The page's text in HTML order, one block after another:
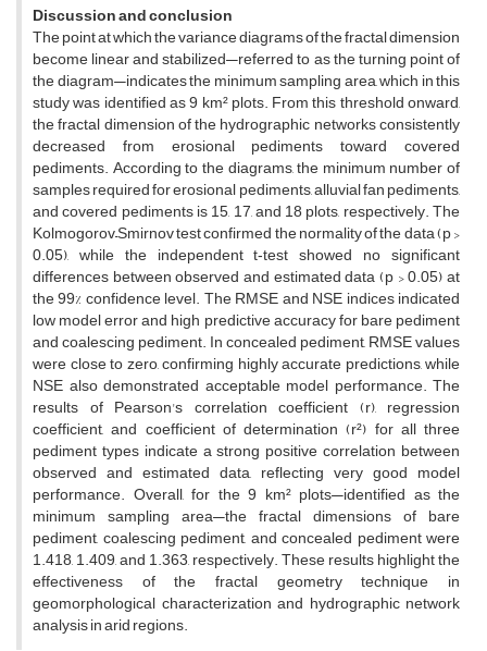
Discussion and conclusion
The point at which the variance diagrams of the fractal dimension
become linear and stabilized—referred to as the turning point of
the diagram—indicates the minimum sampling area, which in this
study was identified as 9 km² plots. From this threshold onward,
the fractal dimension of the hydrographic networks consistently
decreased from erosional pediments toward covered
pediments. According to the diagrams, the minimum number of
samples required for erosional pediments, alluvial fan pediments,
and covered pediments is 15, 17, and 18 plots, respectively. The
Kolmogorov–Smirnov test confirmed the normality of the data (p >
0.05), while the independent t‑test showed no significant
differences between observed and estimated data (p > 0.05) at
the 99% confidence level. The RMSE and NSE indices indicated
low model error and high predictive accuracy for bare pediment
and coalescing pediment. In concealed pediment, RMSE values
were close to zero, confirming highly accurate predictions, while
NSE also demonstrated acceptable model performance. The
results of Pearson's correlation coefficient (r), regression
coefficient, and coefficient of determination (r²) for all three
pediment types indicate a strong positive correlation between
observed and estimated data, reflecting very good model
performance. Overall, for the 9 km² plots—identified as the
minimum sampling area—the fractal dimensions of bare
pediment, coalescing pediment, and concealed pediment were
1.418, 1.409, and 1.363, respectively. These results highlight the
effectiveness of the fractal geometry technique in
geomorphological characterization and hydrographic network
analysis in arid regions.